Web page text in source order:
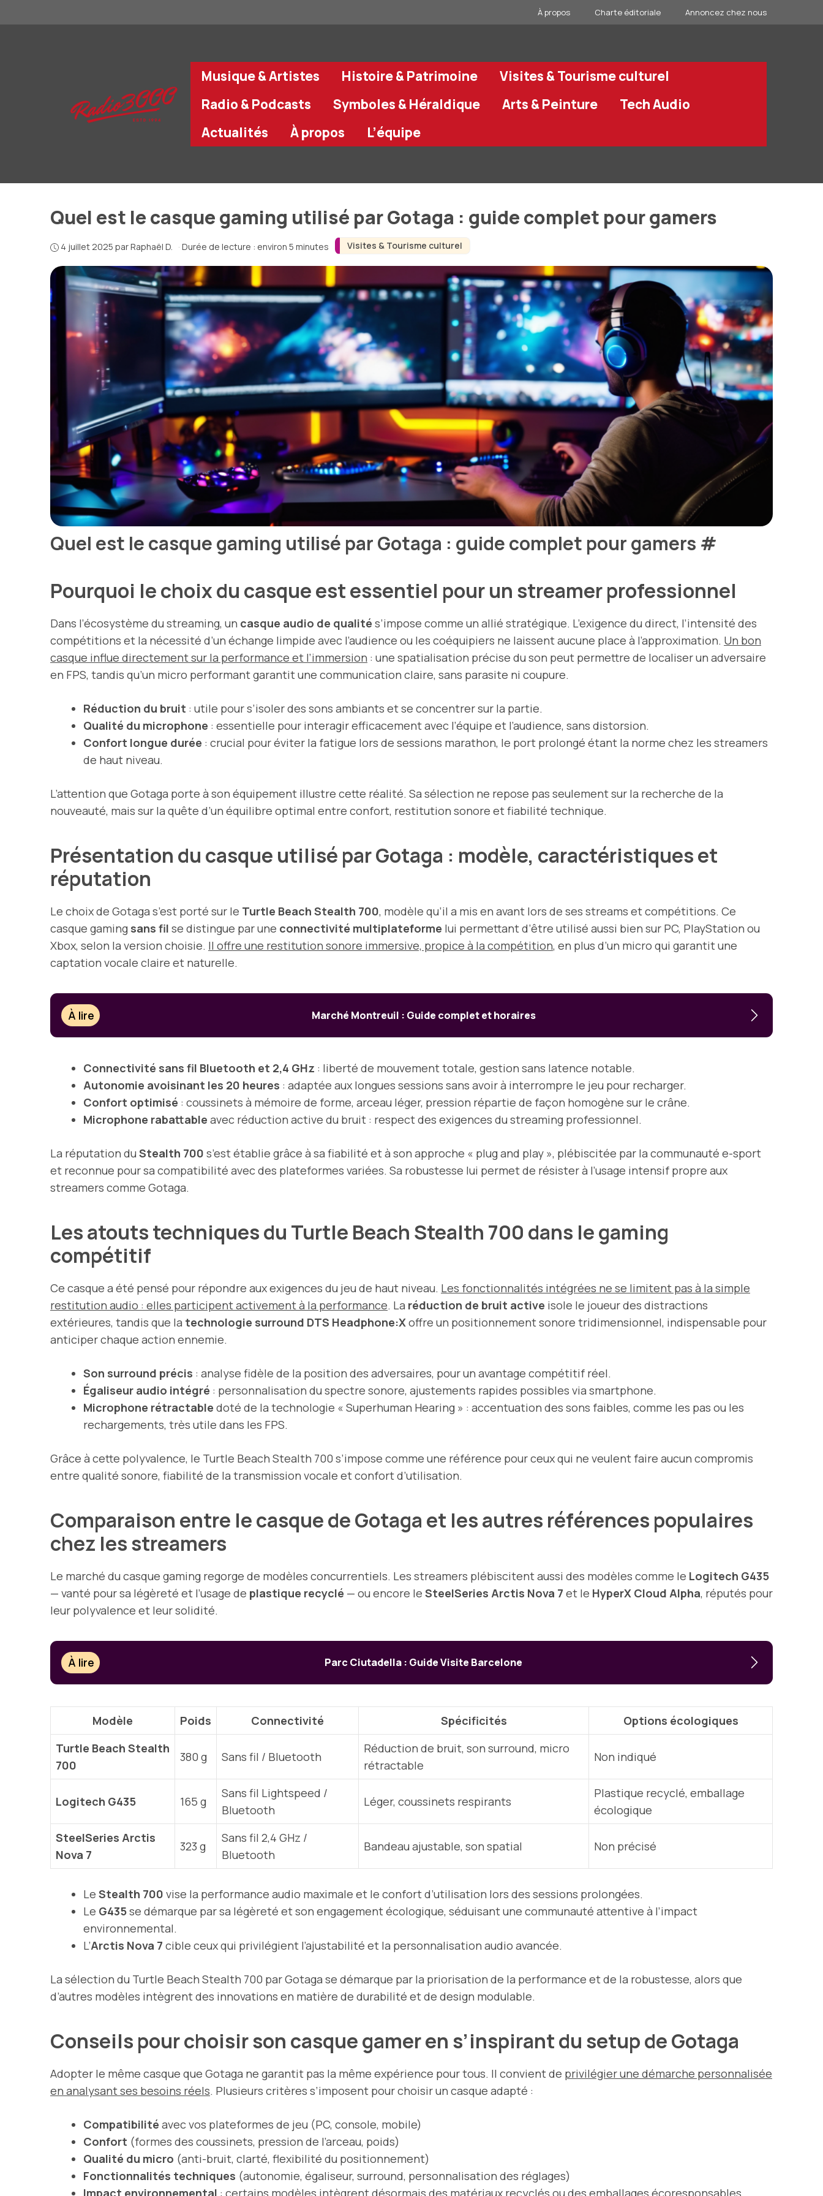
au
À propos Charte éditoriale Annoncez chez nous
Musique & Artistes Histoire & Patrimoine
Visites & Tourisme culturel
Radio & Podcasts
Symboles & Héraldique Arts & Peinture
Tech Audio
Actualités
À propos L’équipe
Visites & Tourisme culturel
Quel est le casque gaming utilisé par Gotaga : guide complet pour gamers
4 juillet 2025 parRaphaël D. · Durée de lecture : environ 5 minutes
Quel est le casque gaming utilisé par Gotaga : guide complet pour gamers #
Pourquoi le choix du casque est essentiel pour un streamer professionnel
Dans l’écosystème du streaming, un casque audio de qualité s’impose comme un allié stratégique. L’exigence du direct, l’intensité des
compétitions et la nécessité d’un échange limpide avec l’audience ou les coéquipiers ne laissent aucune place à l’approximation. Un bon
casque influe directement sur la performance et l’immersion : une spatialisation précise du son peut permettre de localiser un adversaire
en FPS, tandis qu’un micro performant garantit une communication claire, sans parasite ni coupure.
Réduction du bruit : utile pour s’isoler des sons ambiants et se concentrer sur la partie.
Qualité du microphone : essentielle pour interagir efficacement avec l’équipe et l’audience, sans distorsion.
Confort longue durée : crucial pour éviter la fatigue lors de sessions marathon, le port prolongé étant la norme chez les streamers
de haut niveau.
L’attention que Gotaga porte à son équipement illustre cette réalité. Sa sélection ne repose pas seulement sur la recherche de la
nouveauté, mais sur la quête d’un équilibre optimal entre confort, restitution sonore et fiabilité technique.
Présentation du casque utilisé par Gotaga : modèle, caractéristiques et
réputation
Le choix de Gotaga s’est porté sur le Turtle Beach Stealth 700, modèle qu’il a mis en avant lors de ses streams et compétitions. Ce
casque gaming sans fil se distingue par une connectivité multiplateforme lui permettant d’être utilisé aussi bien sur PC, PlayStation ou
Xbox, selon la version choisie. Il offre une restitution sonore immersive, propice à la compétition, en plus d’un micro qui garantit une
captation vocale claire et naturelle.
À lire Marché Montreuil : Guide complet et horaires
Connectivité sans fil Bluetooth et 2,4 GHz : liberté de mouvement totale, gestion sans latence notable.
Autonomie avoisinant les 20 heures : adaptée aux longues sessions sans avoir à interrompre le jeu pour recharger.
Confort optimisé : coussinets à mémoire de forme, arceau léger, pression répartie de façon homogène sur le crâne.
Microphone rabattable avec réduction active du bruit : respect des exigences du streaming professionnel.
La réputation du Stealth 700 s’est établie grâce à sa fiabilité et à son approche « plug and play », plébiscitée par la communauté e-sport
et reconnue pour sa compatibilité avec des plateformes variées. Sa robustesse lui permet de résister à l’usage intensif propre aux
streamers comme Gotaga.
Les atouts techniques du Turtle Beach Stealth 700 dans le gaming
compétitif
Ce casque a été pensé pour répondre aux exigences du jeu de haut niveau. Les fonctionnalités intégrées ne se limitent pas à la simple
restitution audio : elles participent activement à la performance. La réduction de bruit active isole le joueur des distractions
extérieures, tandis que la technologie surround DTS Headphone:Xoffre un positionnement sonore tridimensionnel, indispensable pour
anticiper chaque action ennemie.
Son surround précis : analyse fidèle de la position des adversaires, pour un avantage compétitif réel.
Égaliseur audio intégré : personnalisation du spectre sonore, ajustements rapides possibles via smartphone.
Microphone rétractable doté de la technologie « Superhuman Hearing » : accentuation des sons faibles, comme les pas ou les
rechargements, très utile dans les FPS.
Grâce à cette polyvalence, le Turtle Beach Stealth 700 s’impose comme une référence pour ceux qui ne veulent faire aucun compromis
entre qualité sonore, fiabilité de la transmission vocale et confort d’utilisation.
Comparaison entre le casque de Gotaga et les autres références populaires
chez les streamers
Le marché du casque gaming regorge de modèles concurrentiels. Les streamers plébiscitent aussi des modèles comme le Logitech G435
— vanté pour sa légèreté et l’usage de plastique recyclé — ou encore le SteelSeries Arctis Nova 7 et le HyperX Cloud Alpha, réputés pour
leur polyvalence et leur solidité.
À lire Parc Ciutadella : Guide Visite Barcelone
Modèle Poids Connectivité Spécificités
Options écologiques
Turtle Beach Stealth
700
380 g Sans fil / Bluetooth
Réduction de bruit, son surround, micro
rétractable
Non indiqué
Logitech G435 165 g
Sans fil Lightspeed /
Bluetooth
Léger, coussinets respirants
Plastique recyclé, emballage
écologique
SteelSeries Arctis
Nova 7
323 g
Sans fil 2,4 GHz /
Bluetooth
Bandeau ajustable, son spatial Non précisé
Le Stealth 700 vise la performance audio maximale et le confort d’utilisation lors des sessions prolongées.
Le G435se démarque par sa légèreté et son engagement écologique, séduisant une communauté attentive à l’impact
environnemental.
L’Arctis Nova 7 cible ceux qui privilégient l’ajustabilité et la personnalisation audio avancée.
La sélection du Turtle Beach Stealth 700 par Gotaga se démarque par la priorisation de la performance et de la robustesse, alors que
d’autres modèles intègrent des innovations en matière de durabilité et de design modulable.
Conseils pour choisir son casque gamer en s’inspirant du setup de Gotaga
Adopter le même casque que Gotaga ne garantit pas la même expérience pour tous. Il convient de privilégier une démarche personnalisée
en analysant ses besoins réels. Plusieurs critères s’imposent pour choisir un casque adapté :
Compatibilité avec vos plateformes de jeu (PC, console, mobile)
Confort (formes des coussinets, pression de l’arceau, poids)
Qualité du micro (anti-bruit, clarté, flexibilité du positionnement)
Fonctionnalités techniques (autonomie, égaliseur, surround, personnalisation des réglages)
Impact environnemental : certains modèles intègrent désormais des matériaux recyclés ou des emballages écoresponsables